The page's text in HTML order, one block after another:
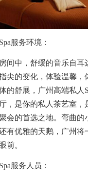
服务环境：
间中，舒缓的音乐自耳
尖的变化，体验温馨，
的舒展，广州高端私人
，是你的私人茶艺室，
会的首选之地。弯曲的
有优雅的天鹅，广州将
前。
Spa服务人员：